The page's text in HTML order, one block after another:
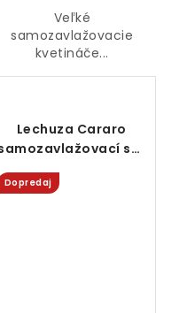
Veľké
samozavlažovacie
kvetináče...
Lechuza Cararo
set
(vrátane koliesok)
Dopredaj